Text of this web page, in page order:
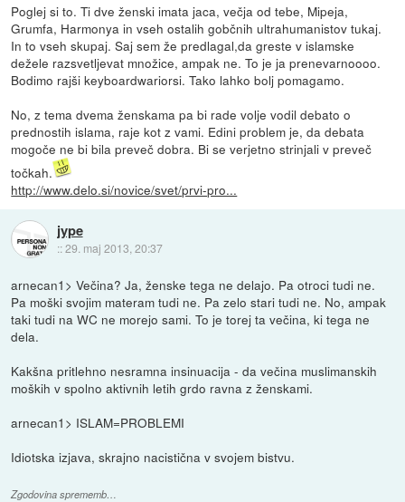
Poglej si to. Ti dve ženski imata jaca, večja od tebe, Mipeja,
Grumfa, Harmonya in vseh ostalih gobčnih ultrahumanistov tukaj.
In to vseh skupaj. Saj sem že predlagal,da greste v islamske
dežele razsvetljevat množice, ampak ne. To je ja prenevarnoooo.
Bodimo rajši keyboardwariorsi. Tako lahko bolj pomagamo.
No, z tema dvema ženskama pa bi rade volje vodil debato o
prednostih islama, raje kot z vami. Edini problem je, da debata
mogoče ne bi bila preveč dobra. Bi se verjetno strinjali v preveč
točkah.
http://www.delo.si/novice/svet/prvi-pro...
jype
::29. maj 2013, 20:37
arnecan1> Večina? Ja, ženske tega ne delajo. Pa otroci tudi ne.
Pa moški svojim materam tudi ne. Pa zelo stari tudi ne. No, ampak
taki tudi na WC ne morejo sami. To je torej ta večina, ki tega ne
dela.
Kakšna pritlehno nesramna insinuacija - da večina muslimanskih
moških v spolno aktivnih letih grdo ravna z ženskami.
arnecan1> ISLAM=PROBLEMI
Idiotska izjava, skrajno nacistična v svojem bistvu.
Zgodovina sprememb…